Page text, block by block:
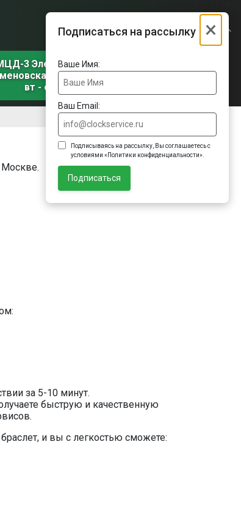
3 Электрозаводская
д. 31, корп. 1
вт - сб
×
Подписаться на рассылку
Ваше Имя:
Ваш Email:
Подписываясь на рассылку, Вы соглашаетесь с
условиями «Политики конфиденциальности».
Подписаться
Москве.
за 5-10 минут.
быструю и качественную
и вы с легкостью сможете: